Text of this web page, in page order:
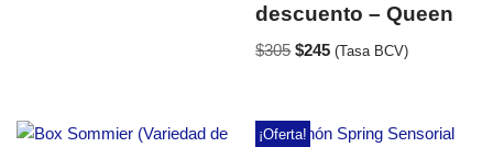
descuento – Queen
$305 $245 (Tasa BCV)
¡Oferta!